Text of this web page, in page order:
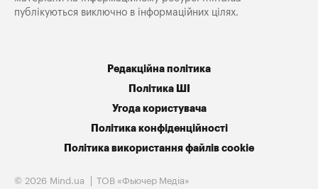
публікуються виключно в інформаційних цілях.
Редакційна політика
Політика ШІ
Угода користувача
Політика конфіденційності
Політика використання файлів cookie
© 2026 Mind.ua ТОВ «Фьючер Медiа»